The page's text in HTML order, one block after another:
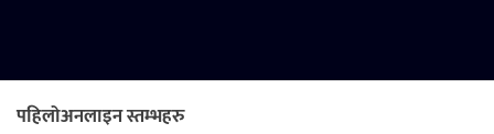
पहिलोअनलाइन स्तम्भहरु